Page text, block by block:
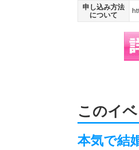
申し込み方法
について
このイ
本気で結